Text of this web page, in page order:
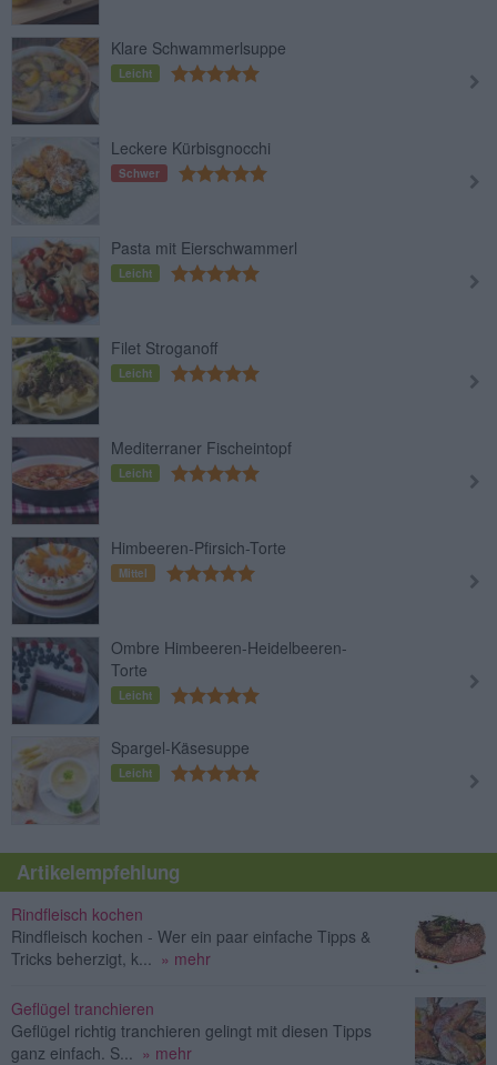
Klare Schwammerlsuppe
Leicht
Leckere Kürbisgnocchi
Schwer
Pasta mit Eierschwammerl
Leicht
Filet Stroganoff
Leicht
Mediterraner Fischeintopf
Leicht
Himbeeren-Pfirsich-Torte
Mittel
Ombre Himbeeren-Heidelbeeren-
Torte
Leicht
Spargel-Käsesuppe
Leicht
Artikelempfehlung
Rindfleisch kochen
Rindfleisch kochen - Wer ein paar einfache Tipps &
Tricks beherzigt, k... » mehr
Geflügel tranchieren
Geflügel richtig tranchieren gelingt mit diesen Tipps
ganz einfach. S... » mehr